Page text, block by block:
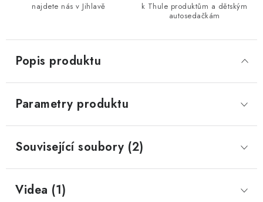
najdete nás v Jihlavě
k Thule produktům a dětským
autosedačkám
Popis produktu
Parametry produktu
Související soubory (2)
Videa (1)